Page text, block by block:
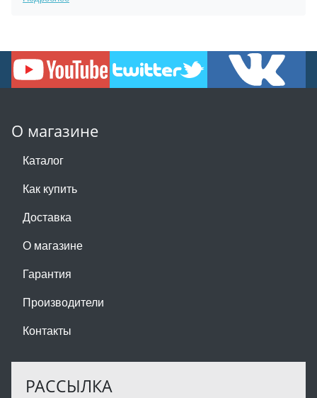
О магазине
Каталог
Как купить
Доставка
О магазине
Гарантия
Производители
Контакты
РАССЫЛКА